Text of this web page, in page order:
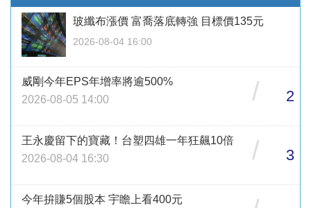
玻纖布漲價 富喬落底轉強 目標價135元
2026-08-04 16:00
威剛今年EPS年增率將逾500%
2026-08-05 14:00
/ 2
王永慶留下的寶藏！台塑四雄一年狂飆10倍
2026-08-04 16:30
/ 3
今年拚賺5個股本 宇瞻上看400元